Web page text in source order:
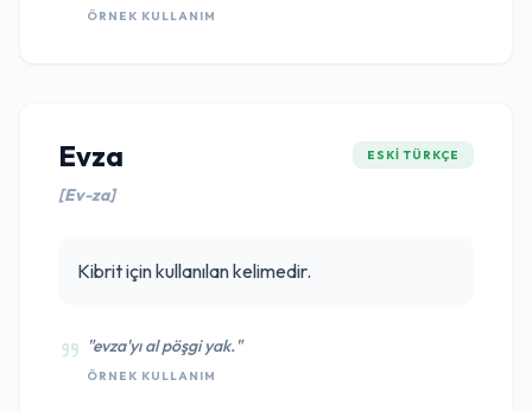
ÖRNEK KULLANIM
Evza
[Ev-za]
ESKI TÜRKÇE
Kibrit için kullanılan kelimedir.
"evza'yı al pöşgi yak."
ÖRNEK KULLANIM